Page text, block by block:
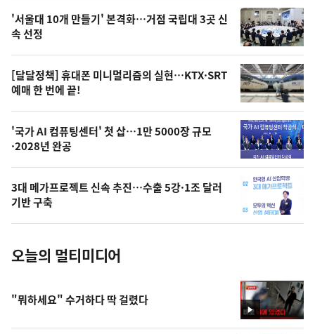
오
늘
의
영
상
오
의
사
진
'서울대 10개 만들기' 본격화…거점 국립대 3곳 신
속 선정
[달달정책] 휴대폰 미니멀리즘의 실현…KTX·SRT
예매 한 번에 끝!
'국가 AI 컴퓨팅센터' 첫 삽…1만 5000장 규모
·2028년 완공
3대 메가프로젝트 신속 추진…수출 5강·1조 달러
기반 구축
오늘의 멀티미디어
영
상
"뭐하세요" 수거하다 딱 걸렸다